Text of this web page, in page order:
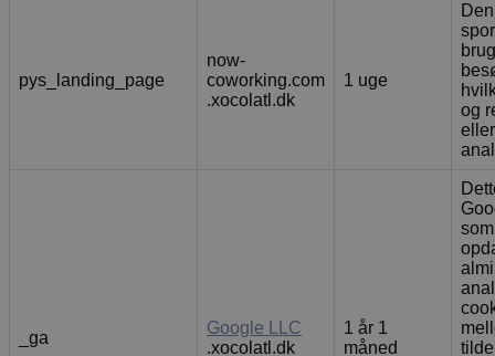
pys_landing_page
now-
coworking.com
.xocolatl.dk
1 uge
og
_ga
Google LLC
.xocolatl.dk
1 år 1
måned